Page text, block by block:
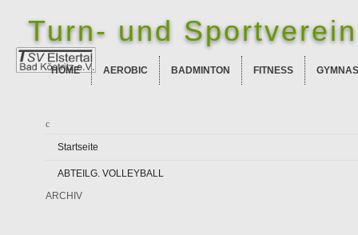
HOME AEROBIC BADMINTON FITNESS
Turn- und
Startseite
ABTEILG. VOLLEYBALL
ARCHIV